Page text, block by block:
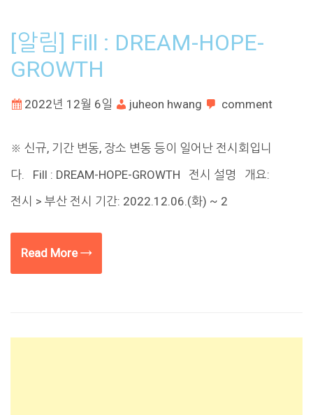
[알림] Fill : DREAM-HOPE-
GROWTH
2022년 12월 6일 juheon hwang comment
※ 신규, 기간 변동, 장소 변동 등이 일어난 전시회입니
다. Fill : DREAM-HOPE-GROWTH 전시 설명 개요:
전시 > 부산 전시 기간: 2022.12.06.(화) ~ 2
Read More →